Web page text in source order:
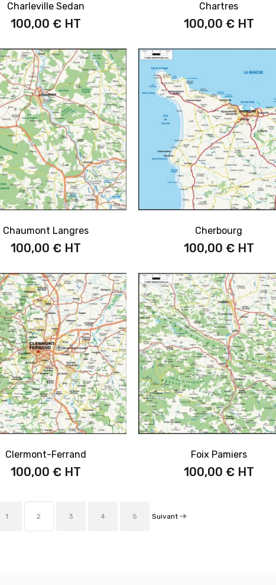
Charleville Sedan
100,00 €
Chartres
100,00 €
Chaumont Langres
100,00 €
Cherbourg
100,00 €
Clermont-Ferrand
100,00 €
Foix Pamiers
100,00 €
1 2 3 4 5 Suivant